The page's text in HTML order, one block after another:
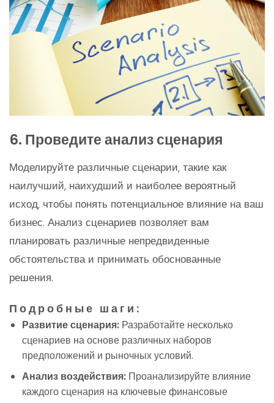
6. Проведите анализ сценария
Моделируйте различные сценарии, такие как
наилучший, наихудший и наиболее вероятный
исход, чтобы понять потенциальное влияние на ваш
бизнес. Анализ сценариев позволяет вам
планировать различные непредвиденные
обстоятельства и принимать обоснованные
решения.
Подробные шаги:
Развитие сценария:Разработайте несколько
сценариев на основе различных наборов
предположений и рыночных условий.
Анализ воздействия:Проанализируйте влияние
каждого сценария на ключевые финансовые